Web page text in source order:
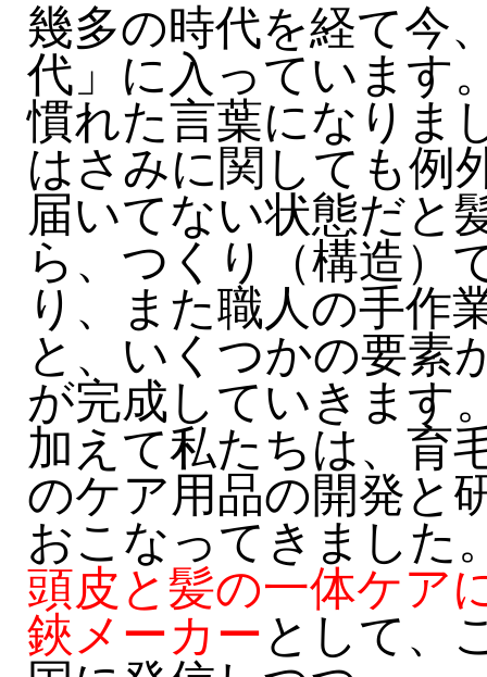
幾多の時代を経て今
代」に入っています
慣れた言葉になりま
はさみに関しても例
届いてない状態だと
ら、つくり（構造）
り、また職人の手作
と、いくつかの要素
が完成していきます
加えて私たちは、育
のケア用品の開発と
おこなってきました
頭皮と髪の一体ケア
鋏メーカー として、